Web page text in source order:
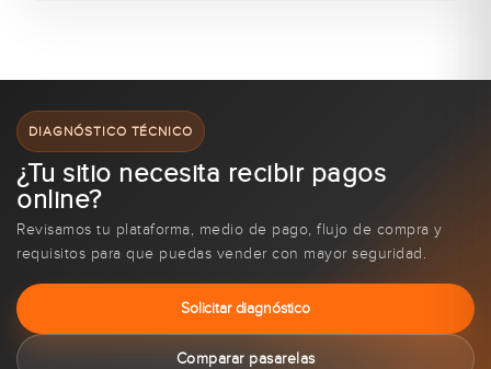
DIAGNÓSTICO TÉCNICO
¿Tu sitio necesita recibir pagos
online?
Revisamos tu plataforma, medio de pago, flujo de compra y
requisitos para que puedas vender con mayor seguridad.
Solicitar diagnóstico
Comparar pasarelas